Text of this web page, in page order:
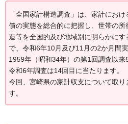
「全国家計構造調査」は、家計にお
債の実態を総合的に把握し、世帯の
造等を全国的及び地域別に明らかに
で、令和6年10月及び11月の2か月間実
1959年（昭和34年）の第1回調査以来
令和6年調査は14回目に当たります。
今回、宮崎県の家計収支について取り
す。